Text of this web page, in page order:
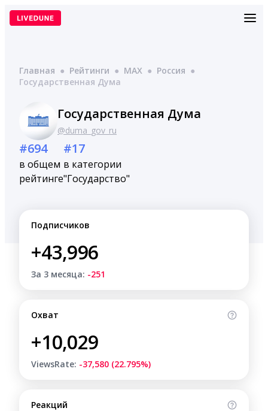
Перейти
Главная ● Рейтинги ● MAX ● Россия ●
Государственная Дума
Государственная Дума
@duma_gov_ru
#694
в общем
рейтинге
#17
в категории
"Государство"
Подписчиков
+43,996
За 3 месяца: -251
Охват
+10,029
ViewsRate: -37,580 (22.795%)
Реакций